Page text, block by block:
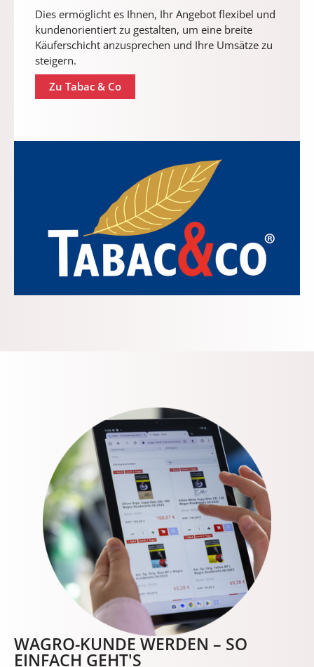
Dies ermöglicht es Ihnen, Ihr Angebot flexibel und
kundenorientiert zu gestalten, um eine breite
Käuferschicht anzusprechen und Ihre Umsätze zu
steigern.
Zu Tabac & Co
WAGRO-KUNDE WERDEN – SO
EINFACH GEHT'S